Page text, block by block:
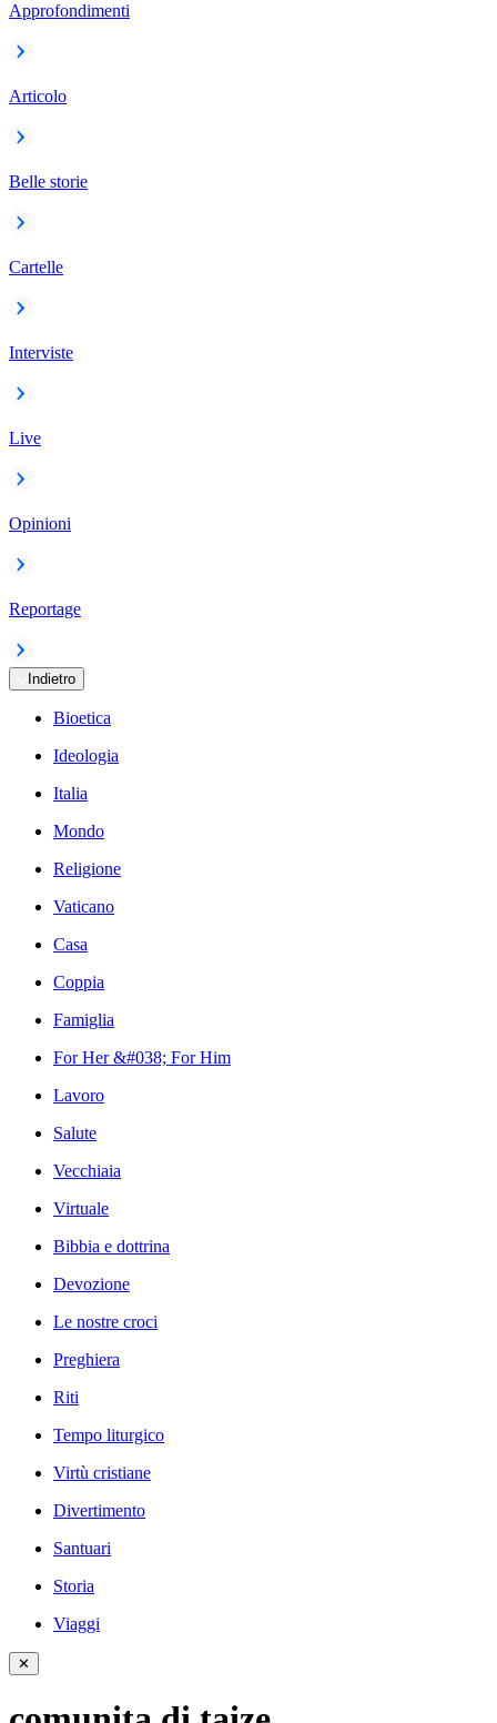
Approfondimenti
Articolo
Belle storie
Cartelle
Interviste
Live
Opinioni
Reportage
Indietro
Bioetica
Ideologia
Italia
Mondo
Religione
Vaticano
Casa
Coppia
Famiglia
For Her &#038; For Him
Lavoro
Salute
Vecchiaia
Virtuale
Bibbia e dottrina
Devozione
Le nostre croci
Preghiera
Riti
Tempo liturgico
Virtù cristiane
Divertimento
Santuari
Storia
Viaggi
✕